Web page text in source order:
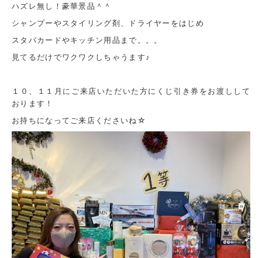
ハズレ無し！豪華景品＾＾
シャンプーやスタイリング剤、ドライヤーをはじめ
スタバカードやキッチン用品まで。。。
見てるだけでワクワクしちゃうます♪
１０、１１月にご来店いただいた方にくじ引き券をお渡しして
おります！
お持ちになってご来店くださいね☆